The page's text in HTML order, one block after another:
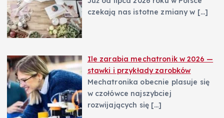
czekają nas istotne zmiany w […]
Ile zarabia mechatronik w 2026 —
stawki i przykłady zarobków
Mechatronika obecnie plasuje się
w czołówce najszybciej
rozwijających się […]